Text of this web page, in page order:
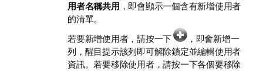
用者名稱共用 ，即會顯示一個含有新增使用者
的清單。
若要新增使用者，請按一下
，即會新增一
列，醒目提示該列即可解除鎖定並編輯使用者
資訊。若要移除使用者，請按一下各個要移除